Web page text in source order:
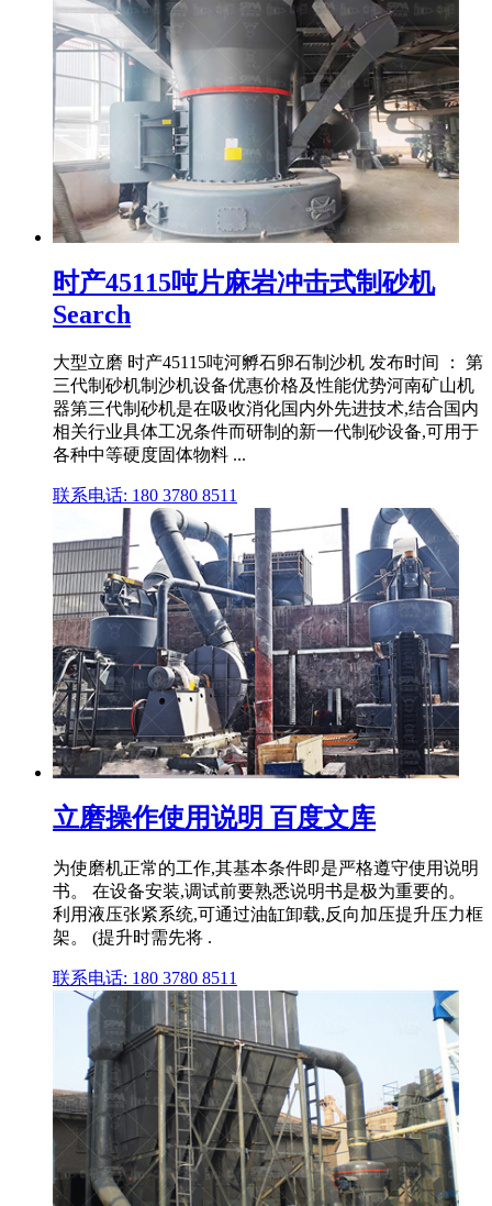
时产45115吨片麻岩冲击式制砂机
Search
大型立磨 时产45115吨河孵石卵石制沙机 发布时间 ： 第
三代制砂机制沙机设备优惠价格及性能优势河南矿山机
器第三代制砂机是在吸收消化国内外先进技术,结合国内
相关行业具体工况条件而研制的新一代制砂设备,可用于
各种中等硬度固体物料 ...
联系电话: 180 3780 8511
立磨操作使用说明 百度文库
为使磨机正常的工作,其基本条件即是严格遵守使用说明
书。 在设备安装,调试前要熟悉说明书是极为重要的。
利用液压张紧系统,可通过油缸卸载,反向加压提升压力框
架。 (提升时需先将 .
联系电话: 180 3780 8511